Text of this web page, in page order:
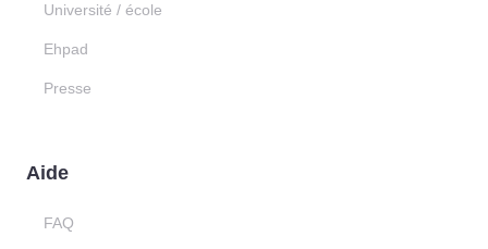
Université / école
Ehpad
Presse
Aide
FAQ